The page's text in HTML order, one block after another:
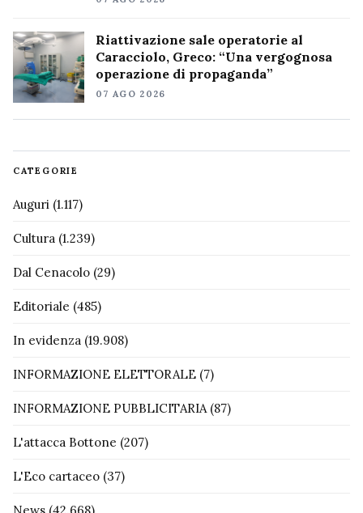
Riattivazione sale operatorie al
Caracciolo, Greco: “Una vergognosa
operazione di propaganda”
07 AGO 2026
CATEGORIE
Auguri (1.117)
Cultura (1.239)
Dal Cenacolo (29)
Editoriale (485)
In evidenza (19.908)
INFORMAZIONE ELETTORALE (7)
INFORMAZIONE PUBBLICITARIA(87)
L'attacca Bottone (207)
L'Eco cartaceo (37)